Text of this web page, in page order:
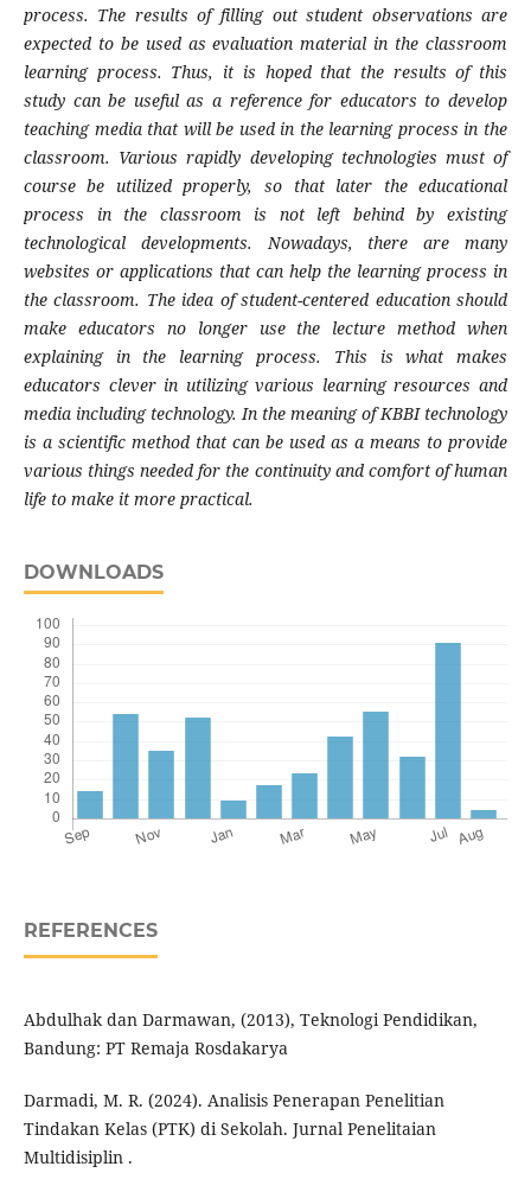
process. The results of filling out student observations are
expected to be used as evaluation material in the classroom
learning process. Thus, it is hoped that the results of this
study can be useful as a reference for educators to develop
teaching media that will be used in the learning process in the
classroom. Various rapidly developing technologies must of
course be utilized properly, so that later the educational
process in the classroom is not left behind by existing
technological developments. Nowadays, there are many
websites or applications that can help the learning process in
the classroom. The idea of student-centered education should
make educators no longer use the lecture method when
explaining in the learning process. This is what makes
educators clever in utilizing various learning resources and
media including technology. In the meaning of KBBI technology
is a scientific method that can be used as a means to provide
various things needed for the continuity and comfort of human
life to make it more practical.
DOWNLOADS
REFERENCES
Abdulhak dan Darmawan, (2013), Teknologi Pendidikan,
Bandung: PT Remaja Rosdakarya
Darmadi, M. R. (2024). Analisis Penerapan Penelitian
Tindakan Kelas (PTK) di Sekolah. Jurnal Penelitaian
Multidisiplin .